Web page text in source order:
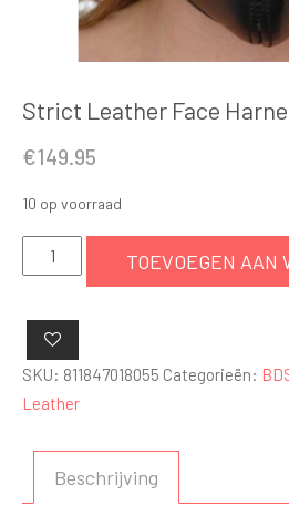
Strict Leather Face
€149.95
10 op voorraad
Strict
Leather
Harness
aantal
TOEVOEGEN AAN
SKU: 811847018055 Categorieën:
Leather
Beschrijving